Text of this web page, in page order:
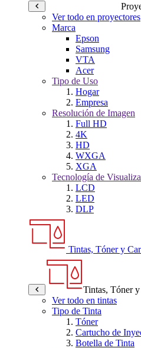
Ver todo en proyectores
Marca
Epson
Samsung
VTA
Acer
Tipo de Uso
Hogar
Empresa
Resolución de Imagen
Full HD
4K
HD
WXGA
XGA
Tecnología de
LCD
LED
DLP
Tintas, Tóner y
Tintas, Tóner
Ver todo en tintas
Tipo de Tinta
Tóner
Cartucho de
Botella de Tinta